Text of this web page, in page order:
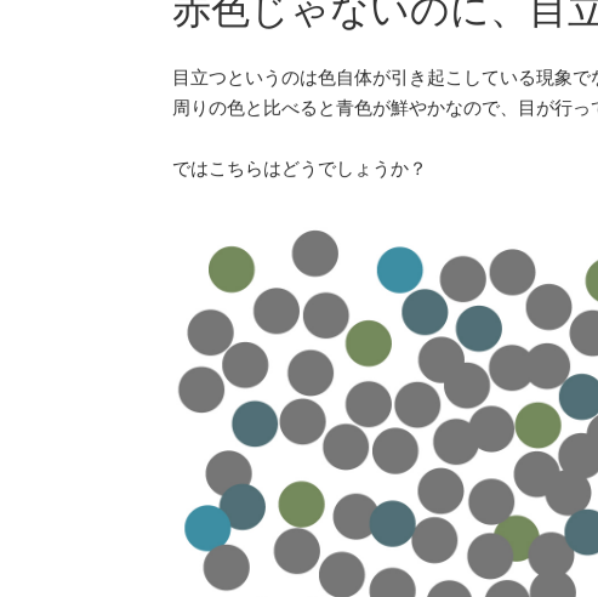
赤色じゃないのに、目
目立つというのは色自体が引き起こしている現象で
周りの色と比べると青色が鮮やかなので、目が行っ
ではこちらはどうでしょうか？